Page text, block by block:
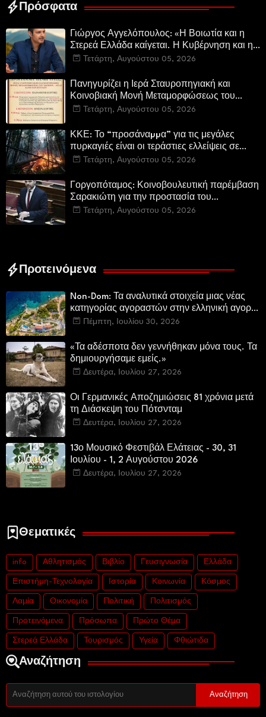
Πρόσφατα
Γιώργος Αγγελόπουλος: «Η Βοιωτία και η
Στερεά Ελλάδα καίγεται. Η Κυβέρνηση και η
Περιφερειακή Αρχή αυτοθαυμάζονται.»
Τετάρτη, Αυγούστου 05, 2026
Πανηγυρίζει η Ιερά Σταυροπηγιακή και
Κοινοβιακή Μονή Μεταμορφώσεως του
Σωτήρος Καμενων Βουρλων (Μονή Αγιάς ή
Τετάρτη, Αυγούστου 05, 2026
ΚΚΕ: Το “προσάναµµα” για τις μεγάλες
πυρκαγιές είναι οι τεράστιες ελλείψεις σε
µέσα και προσωπικό στην Πυροσβεστική και
Τετάρτη, Αυγούστου 05, 2026
Γοργοπόταμος: Κοινοβουλευτική παρέμβαση
Σαρακιώτη για την προστασία του
εμβληματικού φυσικού και ιστορικού
Τετάρτη, Αυγούστου 05, 2026
Προτεινόμενα
Non-Dom: Τα αναλυτικά στοιχεία μιας νέας
κατηγορίας αγοραστών στην ελληνική αγορά
πολυτελών κατοικιών
Πέμπτη, Ιουλίου 30, 2026
«Τα αδέσποτα δεν γεννήθηκαν μόνα τους. Τα
δημιουργήσαμε εμείς.»
Δευτέρα, Ιουλίου 27, 2026
Οι Γερμανικές Αποζημιώσεις 81 χρόνια μετά
τη Διάσκεψη του Πότσνταμ
Δευτέρα, Ιουλίου 27, 2026
13ο Μουσικό Φεστιβάλ Ελάτειας - 30, 31
Ιουλίου - 1, 2 Αυγούστου 2026
Δευτέρα, Ιουλίου 27, 2026
Θεματικές
info Αθλητισμός Βιβλίο Γευσιγνωσία Ελλάδα
Επιστήμη-Τεχνολογία Ιστορία Κοινωνία Κόσμος
Λαμία Οικονομία Πολιτική Πολιτισμός
Προτεινόμενα Πρόσωπα Πρώτο Θέμα
Στερεά Ελλάδα Τουρισμός Υγεία Φθιώτιδα
Αναζήτηση